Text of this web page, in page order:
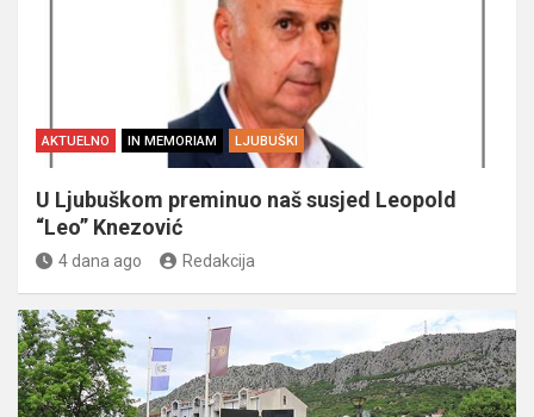
AKTUELNO IN MEMORIAM LJUBUŠKI
U Ljubuškom preminuo naš susjed Leopold
“Leo” Knezović
4 dana ago Redakcija